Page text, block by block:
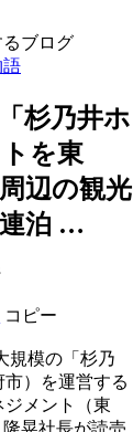
ブログ
語
杉乃井ホ
を東
辺の観光
泊 …
コピー
規模の「杉乃
）を運営する
メント（東
晃社長が読売